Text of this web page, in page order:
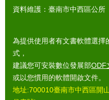
資料維護：臺南市中西區公所
為提供使用者有文書軟體選擇
式，
建議您可安裝數位發展部ODF
或以您慣用的軟體開啟文件。
地址:700010臺南市中西區開